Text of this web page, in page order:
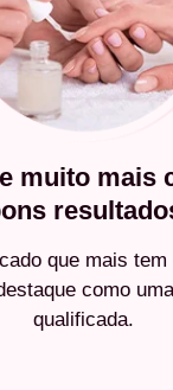
muito mais
que mais
como
qualificada.